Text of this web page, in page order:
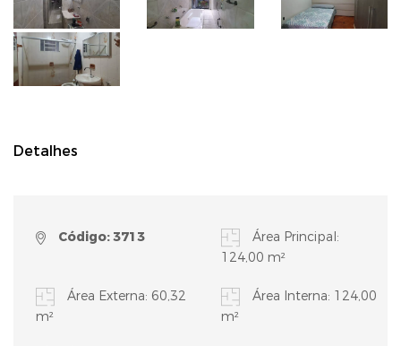
Detalhes
Código: 3713
Área Principal:
124,00 m²
Área Externa: 60,32
m²
Área Interna: 124,00
m²